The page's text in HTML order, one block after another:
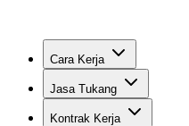
Cara Kerja
Jasa Tukang
Kontrak Kerja